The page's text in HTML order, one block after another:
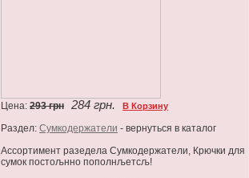
Цена: 293 грн 284 грн. В Корзину
Раздел: Сумкодержатели - вернуться в каталог
Ассортимент разедела Сумкодержатели, Крючки для
сумок постољнно пополнљетсљ!